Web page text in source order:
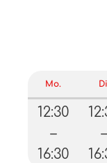
Mo.
12:30
–
16:30
–